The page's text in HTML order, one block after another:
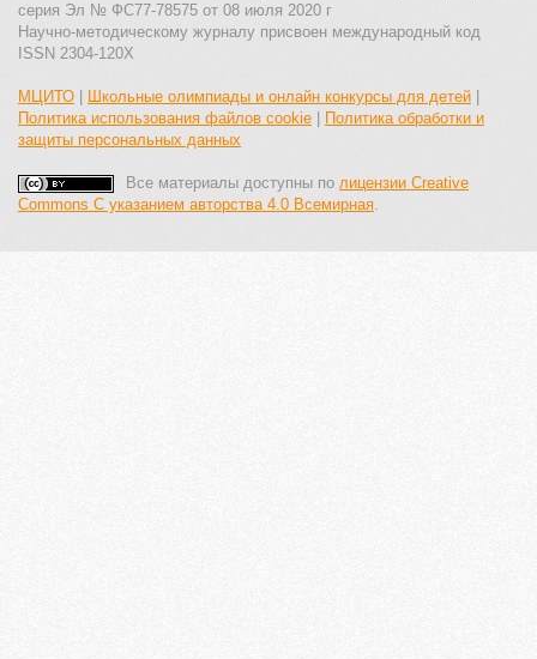
серия Эл № ФС77-78575 от 08 июля 2020 г
Научно-методическому журналу присвоен международный код
ISSN 2304-120X
МЦИТО Школьные олимпиады и онлайн конкурсы для детей
Политика использования файлов cookie
Политика обработки и
защиты персональных данных
Все материалы доступны по лицензии Creative
Commons С указанием авторства 4.0 Всемирная.